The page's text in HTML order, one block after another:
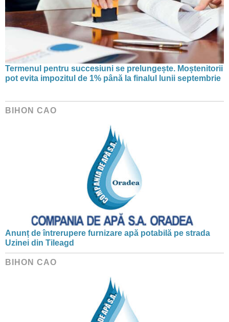
Termenul pentru succesiuni se prelungește. Moștenitorii
pot evita impozitul de 1% până la finalul lunii septembrie
BIHON CAO
Anunț de întrerupere furnizare apă potabilă pe strada
Uzinei din Tileagd
BIHON CAO